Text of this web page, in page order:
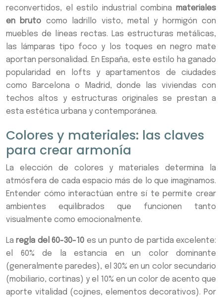
reconvertidos, el estilo industrial combina materiales
en bruto como ladrillo visto, metal y hormigón con
muebles de líneas rectas. Las estructuras metálicas,
las lámparas tipo foco y los toques en negro mate
aportan personalidad. En España, este estilo ha ganado
popularidad en lofts y apartamentos de ciudades
como Barcelona o Madrid, donde las viviendas con
techos altos y estructuras originales se prestan a
esta estética urbana y contemporánea.
Colores y materiales: las claves
para crear armonía
La elección de colores y materiales determina la
atmósfera de cada espacio más de lo que imaginamos.
Entender cómo interactúan entre sí te permite crear
ambientes equilibrados que funcionen tanto
visualmente como emocionalmente.
Laregla del 60-30-10 es un punto de partida excelente:
el 60% de la estancia en un color dominante
(generalmente paredes), el 30% en un color secundario
(mobiliario, cortinas) y el 10% en un color de acento que
aporte vitalidad (cojines, elementos decorativos). Por